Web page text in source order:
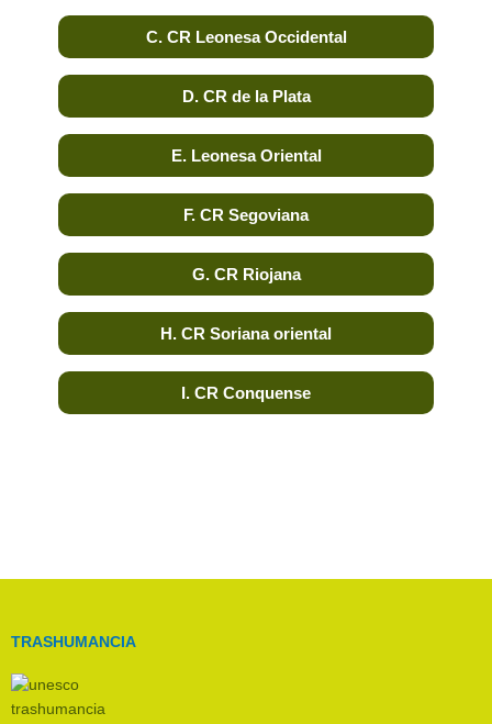
C. CR Leonesa Occidental
D. CR de la Plata
E. Leonesa Oriental
F. CR Segoviana
G. CR Riojana
H. CR Soriana oriental
I. CR Conquense
TRASHUMANCIA